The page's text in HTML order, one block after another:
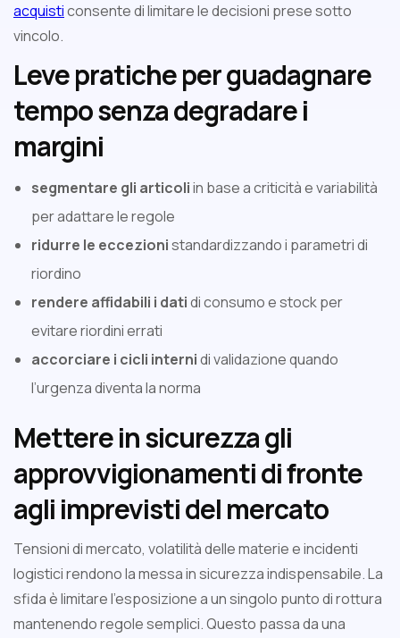
acquisticonsente di limitare le decisioni prese sotto
vincolo.
Leve pratiche per guadagnare
tempo senza degradare i
margini
segmentare gli articoliin base a criticità e variabilità
per adattare le regole
ridurre le eccezionistandardizzando i parametri di
riordino
rendere affidabili i datidi consumo e stock per
evitare riordini errati
accorciare i cicli internidi validazione quando
l’urgenza diventa la norma
Mettere in sicurezza gli
approvvigionamenti di fronte
agli imprevisti del mercato
Tensioni di mercato, volatilità delle materie e incidenti
logistici rendono la messa in sicurezza indispensabile. La
sfida è limitare l’esposizione a un singolo punto di rottura
mantenendo regole semplici. Questo passa da una